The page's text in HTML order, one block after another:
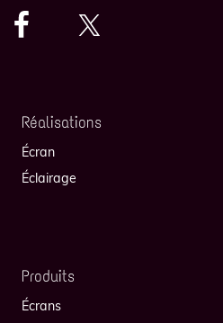
Réalisations
Écran
Éclairage
Produits
Écrans